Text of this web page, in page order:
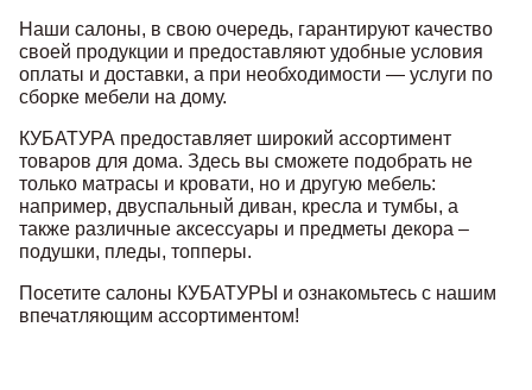
Наши салоны, в свою очередь, гарантируют качество
своей продукции и предоставляют удобные условия
оплаты и доставки, а при необходимости — услуги по
сборке мебели на дому.
КУБАТУРА предоставляет широкий ассортимент
товаров для дома. Здесь вы сможете подобрать не
только матрасы и кровати, но и другую мебель:
например, двуспальный диван, кресла и тумбы, а
также различные аксессуары и предметы декора –
подушки, пледы, топперы.
Посетите салоны КУБАТУРЫ и ознакомьтесь с нашим
впечатляющим ассортиментом!